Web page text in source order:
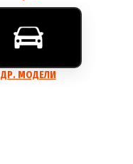
ДР. МОДЕЛИ